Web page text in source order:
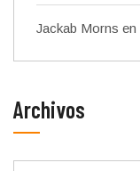
Jackab Morns en
Archivos